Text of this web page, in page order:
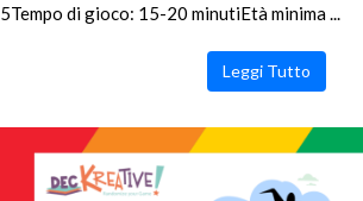
5Tempo di gioco: 15-20 minutiEtà minima ...
Leggi Tutto